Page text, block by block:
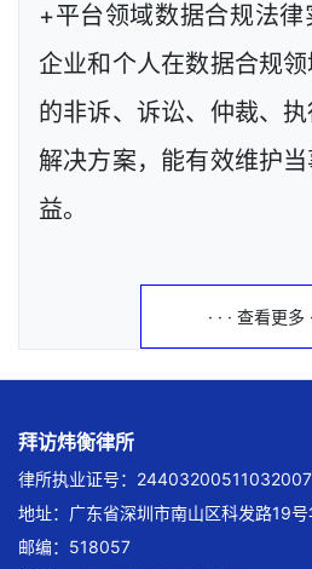
+平台领域数据合规法律
企业和个人在数据合规
的非诉、诉讼、仲裁、
解决方案，能有效维护
益。
· · · 查看更多
拜访炜衡律所
律所执业证号：24403200511032007
地址：广东省深圳市南山区科发路19
邮编：518057